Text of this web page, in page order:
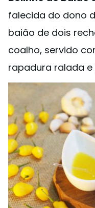
falecida do dono
baião de dois
coalho, servido
rapadura ralada